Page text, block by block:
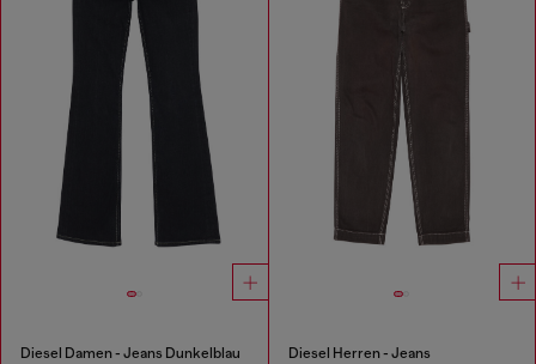
Diesel Damen - Jeans Dunkelblau Diesel Herren - Jeans